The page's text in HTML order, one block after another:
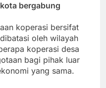
bergabung
koperasi bersifat
oleh wilayah
koperasi desa
bagi pihak luar
yang sama.